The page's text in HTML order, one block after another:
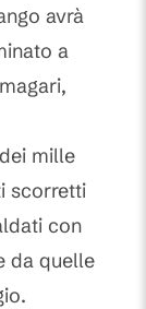
avrà
a
mille
scorretti
con
da quelle